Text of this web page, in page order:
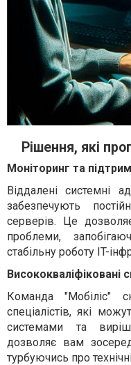
Рішення, які
Моніторинг та
Віддалені системні
забезпечують
серверів. Це
проблеми,
стабільну роботу IT-
Висококваліфіковані
Команда "Мобіліс"
спеціалістів, які
системами та
дозволяє вам
турбуючись про